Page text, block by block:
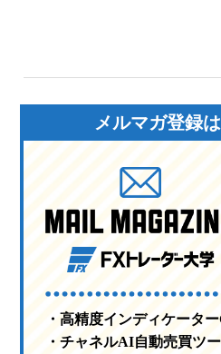
メルマガ登録
・高精度インディケーター
・チャネルAI自動売買ツ